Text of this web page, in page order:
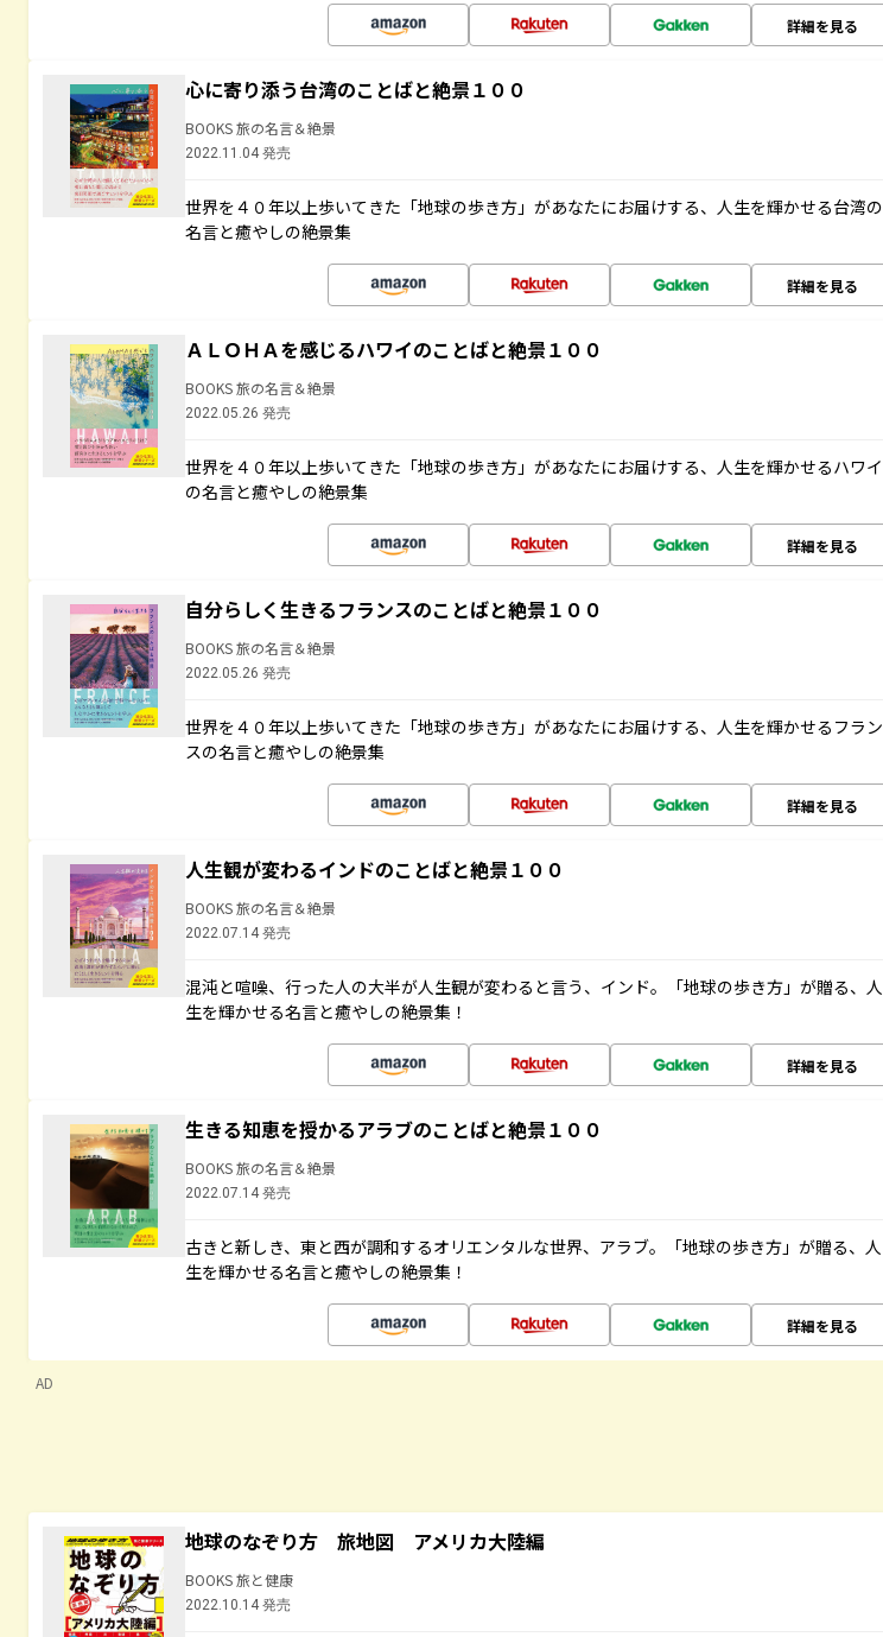
詳細を見る
心に寄り添う台湾のことばと絶景１００
BOOKS 旅の名言＆絶景
2022.11.04 発売
世界を４０年以上歩いてきた「地球の歩き方」があなたにお届けする、人生を輝かせる台湾の
名言と癒やしの絶景集
詳細を見る
ＡＬＯＨＡを感じるハワイのことばと絶景１００
BOOKS 旅の名言＆絶景
2022.05.26 発売
世界を４０年以上歩いてきた「地球の歩き方」があなたにお届けする、人生を輝かせるハワイ
の名言と癒やしの絶景集
詳細を見る
自分らしく生きるフランスのことばと絶景１００
BOOKS 旅の名言＆絶景
2022.05.26 発売
世界を４０年以上歩いてきた「地球の歩き方」があなたにお届けする、人生を輝かせるフラン
スの名言と癒やしの絶景集
詳細を見る
人生観が変わるインドのことばと絶景１００
BOOKS 旅の名言＆絶景
2022.07.14 発売
混沌と喧噪、行った人の大半が人生観が変わると言う、インド。「地球の歩き方」が贈る、人
生を輝かせる名言と癒やしの絶景集！
詳細を見る
生きる知恵を授かるアラブのことばと絶景１００
BOOKS 旅の名言＆絶景
2022.07.14 発売
古きと新しき、東と西が調和するオリエンタルな世界、アラブ。「地球の歩き方」が贈る、人
生を輝かせる名言と癒やしの絶景集！
詳細を見る
AD
地球のなぞり方 旅地図 アメリカ大陸編
BOOKS 旅と健康
2022.10.14 発売